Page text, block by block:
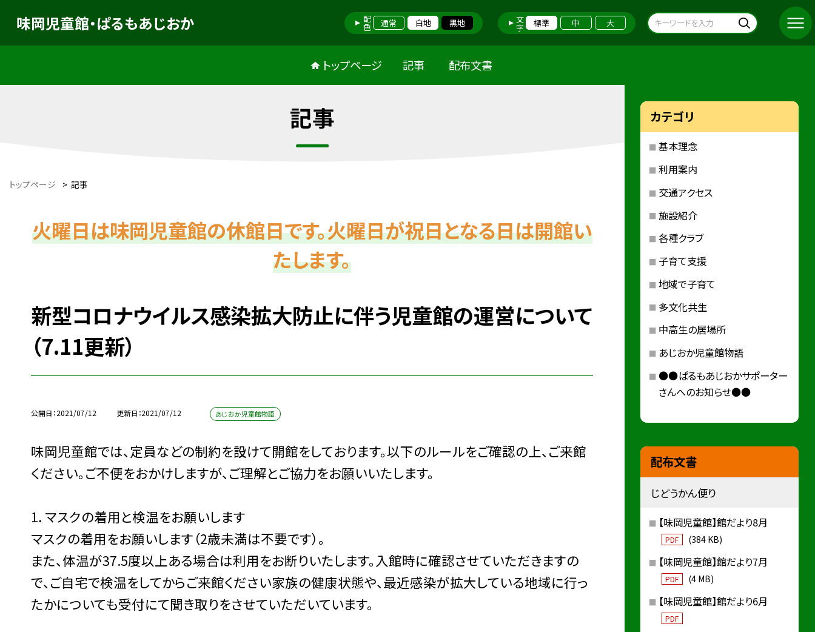
味岡児童館・ぱるもあじおか 配色 通常 白地 黒地 文字 標準 中 大
トップページ 記事 配布文書
記事
トップページ > 記事
火曜日は味岡児童館の休館日です。火曜日が祝日となる日は開館い
たします。
新型コロナウイルス感染拡大防止に伴う児童館の運営について
（7.11更新）
公開日 2021/07/12 更新日 2021/07/12 あじおか児童館物語
味岡児童館では、定員などの制約を設けて開館をしております。以下のルールをご確認の上、ご来館
ください。ご不便をおかけしますが、ご理解とご協力をお願いいたします。
1．マスクの着用と検温をお願いします
マスクの着用をお願いします（2歳未満は不要です）。
また、体温が37.5度以上ある場合は利用をお断りいたします。入館時に確認させていただきますの
で、ご自宅で検温をしてからご来館ください家族の健康状態や、最近感染が拡大している地域に行っ
たかについても受付にて聞き取りをさせていただいています。
カテゴリ
基本理念
利用案内
交通アクセス
施設紹介
各種クラブ
子育て支援
地域で子育て
多文化共生
中高生の居場所
あじおか児童館物語
●●ぱるもあじおかサポーター
さんへのお知らせ●●
配布文書
じどうかん便り
【味岡児童館】館だより8月
PDF (384 KB)
【味岡児童館】館だより7月
PDF (4 MB)
【味岡児童館】館だより6月
PDF